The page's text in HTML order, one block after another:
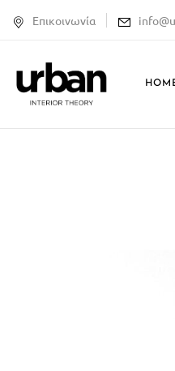
Επικοινωνία